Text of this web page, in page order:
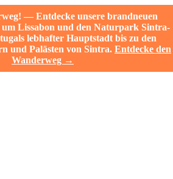
— Entdecke unsere brandneuen
Lissabon und den Naturpark Sintra-
lebhafter Hauptstadt bis zu den
und Palästen von Sintra. Entdecke den
Wanderweg →